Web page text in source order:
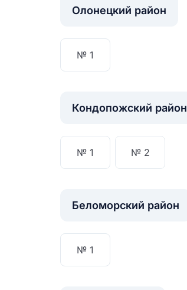
Олонецкий район
№ 1
Кондопожский район
№ 1 № 2
Беломорский район
№ 1